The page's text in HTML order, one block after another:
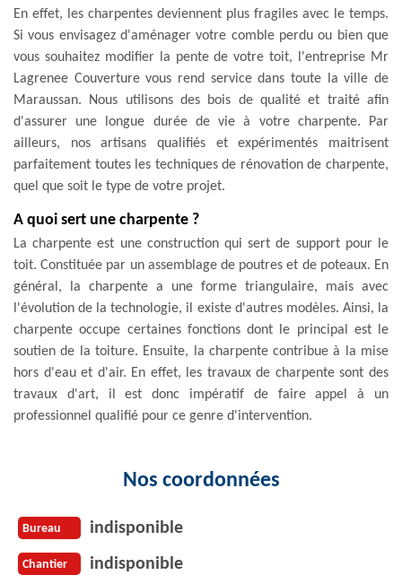
En effet, les charpentes deviennent plus fragiles avec le temps.
Si vous envisagez d'aménager votre comble perdu ou bien que
vous souhaitez modifier la pente de votre toit, l'entreprise Mr
Lagrenee Couverture vous rend service dans toute la ville de
Maraussan. Nous utilisons des bois de qualité et traité afin
d'assurer une longue durée de vie à votre charpente. Par
ailleurs, nos artisans qualifiés et expérimentés maitrisent
parfaitement toutes les techniques de rénovation de charpente,
quel que soit le type de votre projet.
A quoi sert une charpente ?
La charpente est une construction qui sert de support pour le
toit. Constituée par un assemblage de poutres et de poteaux. En
général, la charpente a une forme triangulaire, mais avec
l'évolution de la technologie, il existe d'autres modèles. Ainsi, la
charpente occupe certaines fonctions dont le principal est le
soutien de la toiture. Ensuite, la charpente contribue à la mise
hors d'eau et d'air. En effet, les travaux de charpente sont des
travaux d'art, il est donc impératif de faire appel à un
professionnel qualifié pour ce genre d'intervention.
Nos coordonnées
Bureau indisponible
Chantier indisponible